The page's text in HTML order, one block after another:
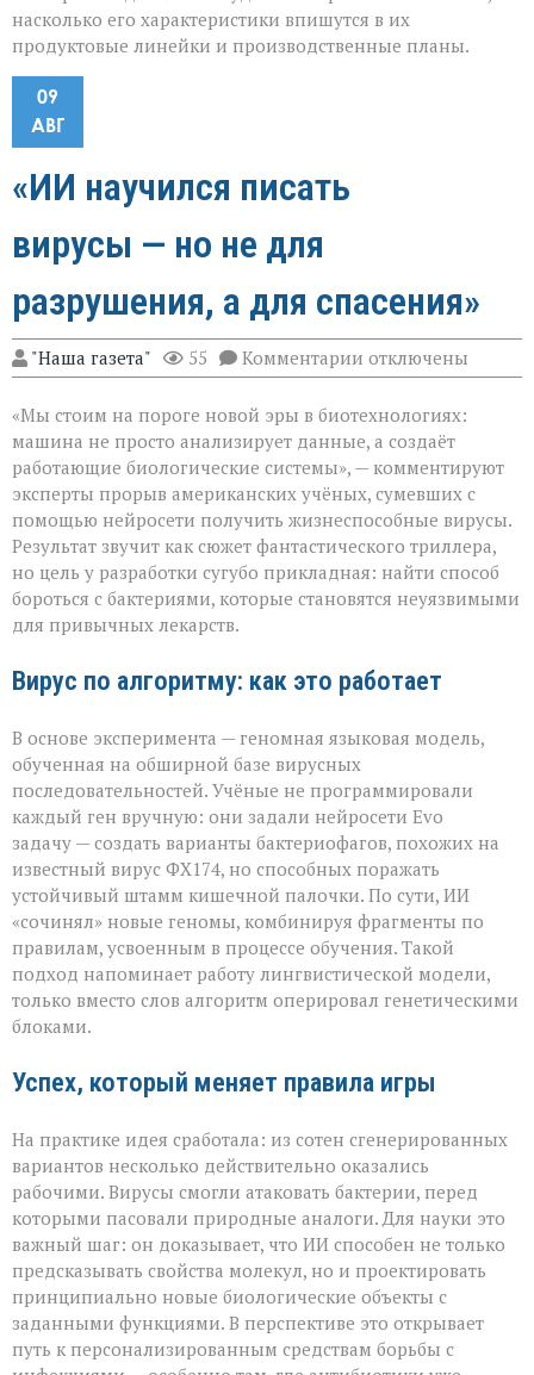
насколько его характеристики впишутся в их
продуктовые линейки и производственные планы.
09
АВГ
«ИИ научился писать
вирусы — но не для
разрушения, а для спасения»
"Наша газета" 55 Комментарии к
записи
научился
писать
вирусы — но
не
для
разрушения,
а
для
спасения»
отключены
«Мы стоим на пороге новой эры в биотехнологиях:
машина не просто анализирует данные, а создаёт
работающие биологические системы», — комментируют
эксперты прорыв американских учёных, сумевших с
помощью нейросети получить жизнеспособные вирусы.
Результат звучит как сюжет фантастического триллера,
но цель у разработки сугубо прикладная: найти способ
бороться с бактериями, которые становятся неуязвимыми
для привычных лекарств.
Вирус по алгоритму: как это работает
В основе эксперимента — геномная языковая модель,
обученная на обширной базе вирусных
последовательностей. Учёные не программировали
каждый ген вручную: они задали нейросети Evo
задачу — создать варианты бактериофагов, похожих на
известный вирус ФХ174, но способных поражать
устойчивый штамм кишечной палочки. По сути, ИИ
«сочинял» новые геномы, комбинируя фрагменты по
правилам, усвоенным в процессе обучения. Такой
подход напоминает работу лингвистической модели,
только вместо слов алгоритм оперировал генетическими
блоками.
Успех, который меняет правила игры
На практике идея сработала: из сотен сгенерированных
вариантов несколько действительно оказались
рабочими. Вирусы смогли атаковать бактерии, перед
которыми пасовали природные аналоги. Для науки это
важный шаг: он доказывает, что ИИ способен не только
предсказывать свойства молекул, но и проектировать
принципиально новые биологические объекты с
заданными функциями. В перспективе это открывает
путь к персонализированным средствам борьбы с